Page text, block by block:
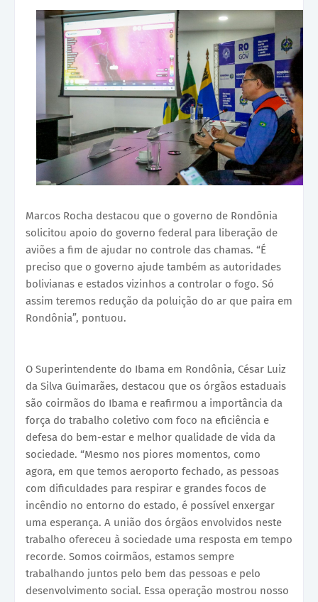
Marcos Rocha destacou que o governo de Rondônia
solicitou apoio do governo federal para liberação de
aviões a fim de ajudar no controle das chamas. “É
preciso que o governo ajude também as autoridades
bolivianas e estados vizinhos a controlar o fogo. Só
assim teremos redução da poluição do ar que paira em
Rondônia”, pontuou.
O Superintendente do Ibama em Rondônia, César Luiz
da Silva Guimarães, destacou que os órgãos estaduais
são coirmãos do Ibama e reafirmou a importância da
força do trabalho coletivo com foco na eficiência e
defesa do bem-estar e melhor qualidade de vida da
sociedade. “Mesmo nos piores momentos, como
agora, em que temos aeroporto fechado, as pessoas
com dificuldades para respirar e grandes focos de
incêndio no entorno do estado, é possível enxergar
uma esperança. A união dos órgãos envolvidos neste
trabalho ofereceu à sociedade uma resposta em tempo
recorde. Somos coirmãos, estamos sempre
trabalhando juntos pelo bem das pessoas e pelo
desenvolvimento social. Essa operação mostrou nosso